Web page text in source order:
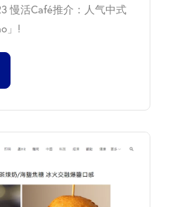
慢活Café推介：人气中式
」!